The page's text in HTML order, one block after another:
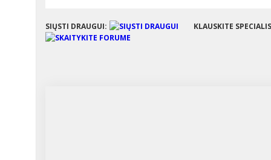
SIŲSTI DRAUGUI: KLAUSKITE